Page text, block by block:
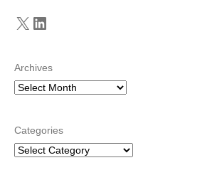
X LinkedIn
Archives
Categories